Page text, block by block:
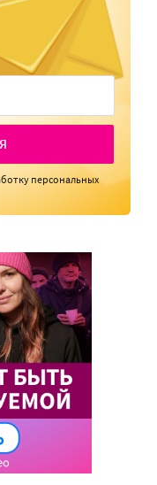
персональных